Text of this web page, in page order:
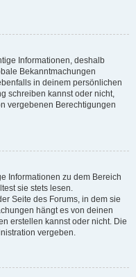
Informationen, deshalb
Bekanntmachungen
in deinem persönlichen
schreiben kannst oder nicht,
vergebenen Berechtigungen
Informationen zu dem Bereich
sie stets lesen.
Seite des Forums, in dem sie
hängt es von deinen
erstellen kannst oder nicht. Die
vergeben.